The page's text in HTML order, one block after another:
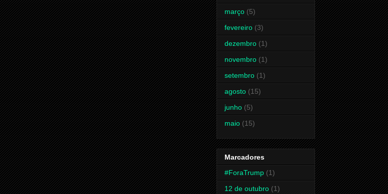
março (5)
fevereiro (3)
dezembro (1)
novembro (1)
setembro (1)
agosto (15)
junho (5)
maio (15)
Marcadores
#ForaTrump (1)
12 de outubro (1)